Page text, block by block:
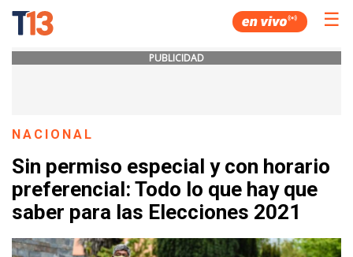
☰
PUBLICIDAD
NACIONAL
Sin permiso especial y con horario
preferencial: Todo lo que hay que
saber para las Elecciones 2021